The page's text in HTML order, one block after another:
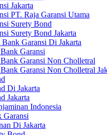
Jakarta
PT. Raja Garansi Utama
Surety Bond
Surety Bond Jakarta
Bank Garansi Di Jakarta
Garansi
Bank Garansi Non Cholletral
Bank Garansi Non Cholletral
Di Jakarta
Jakarta
Indonesia
Garansi
Di Jakarta